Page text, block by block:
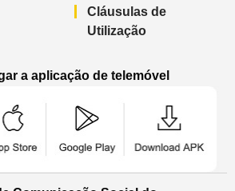
Cláusulas de
Utilização
a aplicação de telemóvel